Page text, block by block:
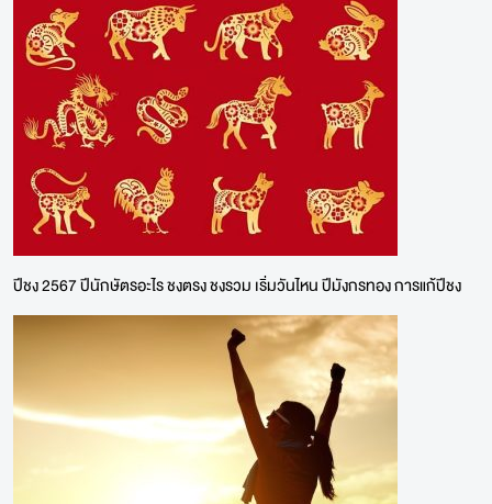
ปีชง 2567 ปีนักษัตรอะไร ชงตรง ชงรวม เริ่มวันไหน ปีมังกรทอง การแก้ปีชง